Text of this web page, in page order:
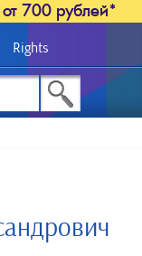
от 700 рублей*
Rights